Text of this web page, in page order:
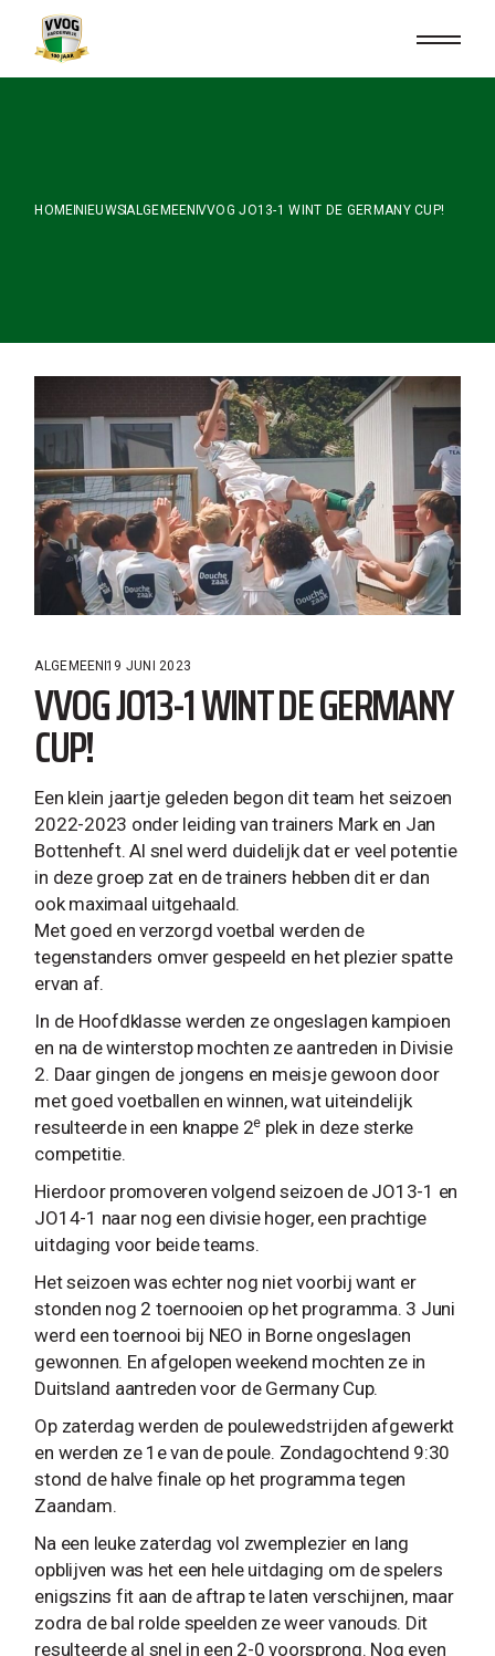
content
HOME NIEUWSALGEMEEN VVOG JO13-1 WINT DE GERMANY CUP!
ALGEMEEN 19 JUNI 2023
VVOG JO13-1 WINT DE GERMANY
CUP!
Een klein jaartje geleden begon dit team het seizoen
2022-2023 onder leiding van trainers Mark en Jan
Bottenheft. Al snel werd duidelijk dat er veel potentie
in deze groep zat en de trainers hebben dit er dan
ook maximaal uitgehaald.
Met goed en verzorgd voetbal werden de
tegenstanders omver gespeeld en het plezier spatte
ervan af.
In de Hoofdklasse werden ze ongeslagen kampioen
en na de winterstop mochten ze aantreden in Divisie
2. Daar gingen de jongens en meisje gewoon door
met goed voetballen en winnen, wat uiteindelijk
resulteerde in een knappe 2e plek in deze sterke
competitie.
Hierdoor promoveren volgend seizoen de JO13-1 en
JO14-1 naar nog een divisie hoger, een prachtige
uitdaging voor beide teams.
Het seizoen was echter nog niet voorbij want er
stonden nog 2 toernooien op het programma. 3 Juni
werd een toernooi bij NEO in Borne ongeslagen
gewonnen. En afgelopen weekend mochten ze in
Duitsland aantreden voor de Germany Cup.
Op zaterdag werden de poulewedstrijden afgewerkt
en werden ze 1e van de poule. Zondagochtend 9:30
stond de halve finale op het programma tegen
Zaandam.
Na een leuke zaterdag vol zwemplezier en lang
opblijven was het een hele uitdaging om de spelers
enigszins fit aan de aftrap te laten verschijnen, maar
zodra de bal rolde speelden ze weer vanouds. Dit
resulteerde al snel in een 2-0 voorsprong. Nog even